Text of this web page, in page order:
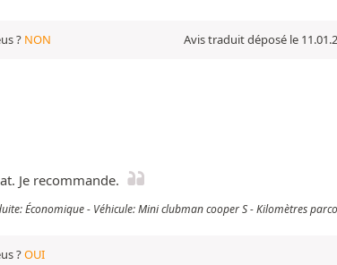
Avis traduit déposé le
? NON
Je recommande.
Économique - Véhicule: Mini clubman cooper S - Kilomètres
?OUI